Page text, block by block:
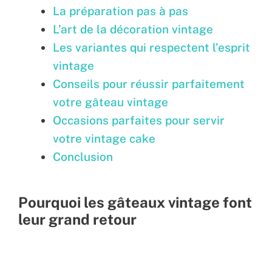
La préparation pas à pas
L’art de la décoration vintage
Les variantes qui respectent l’esprit
vintage
Conseils pour réussir parfaitement
votre gâteau vintage
Occasions parfaites pour servir
votre vintage cake
Conclusion
Pourquoi les gâteaux vintage font
leur grand retour